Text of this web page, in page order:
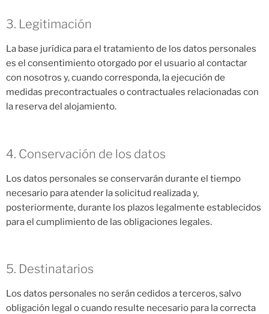
3. Legitimación
La base jurídica para el tratamiento de los datos personales
es el consentimiento otorgado por el usuario al contactar
con nosotros y, cuando corresponda, la ejecución de
medidas precontractuales o contractuales relacionadas con
la reserva del alojamiento.
4. Conservación de los datos
Los datos personales se conservarán durante el tiempo
necesario para atender la solicitud realizada y,
posteriormente, durante los plazos legalmente establecidos
para el cumplimiento de las obligaciones legales.
5. Destinatarios
Los datos personales no serán cedidos a terceros, salvo
obligación legal o cuando resulte necesario para la correcta